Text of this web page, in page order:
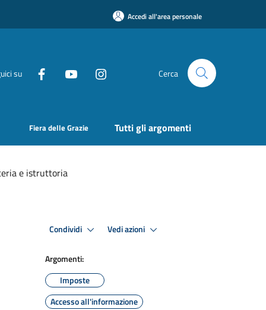
Accedi all'area personale
su Cerca
Fiera delle Grazie Tutti gli argomenti
e istruttoria
Condividi Vedi azioni
Argomenti:
Imposte
Accesso all'informazione